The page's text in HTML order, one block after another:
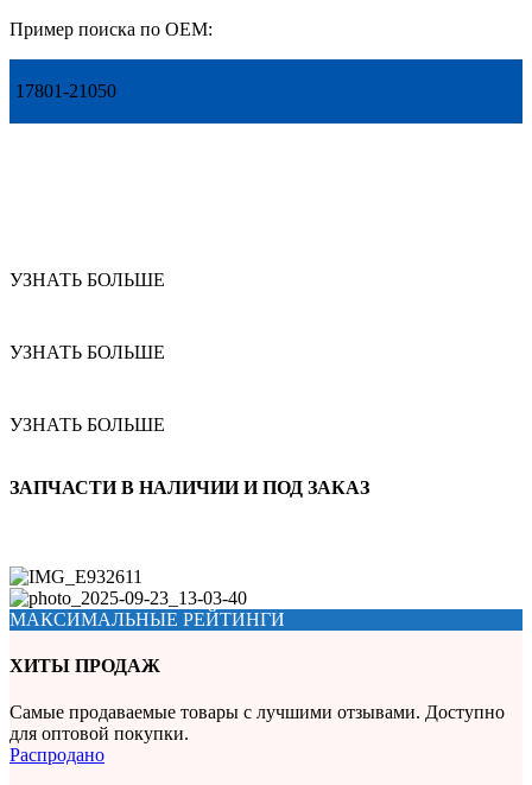
Пример поиска по OEM:
17801-21050
УЗНАТЬ БОЛЬШЕ
УЗНАТЬ БОЛЬШЕ
УЗНАТЬ БОЛЬШЕ
ЗАПЧАСТИ В НАЛИЧИИ И ПОД ЗАКАЗ
МАКСИМАЛЬНЫЕ РЕЙТИНГИ
ХИТЫ ПРОДАЖ
Самые продаваемые товары с лучшими отзывами. Доступно
для оптовой покупки.
Распродано